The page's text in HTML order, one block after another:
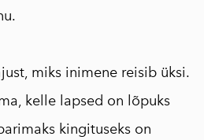
miks inimene reisib üksi.
kelle lapsed on lõpuks
kingituseks on